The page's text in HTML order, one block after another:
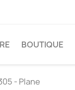
BOUTIQUE
- Plane